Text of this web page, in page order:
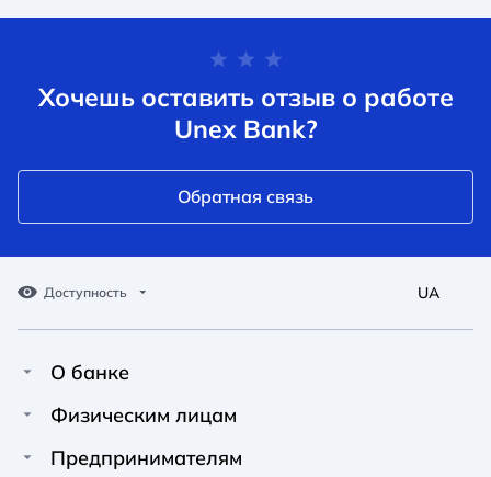
Хочешь оставить отзыв о работе
Unex Bank?
Обратная связь
Доступность
A A
Обычный
A A
Средний
A A
Большой
UA
О банке
Про Unex Bank
Физическим лицам
Кредиты
Предпринимателям